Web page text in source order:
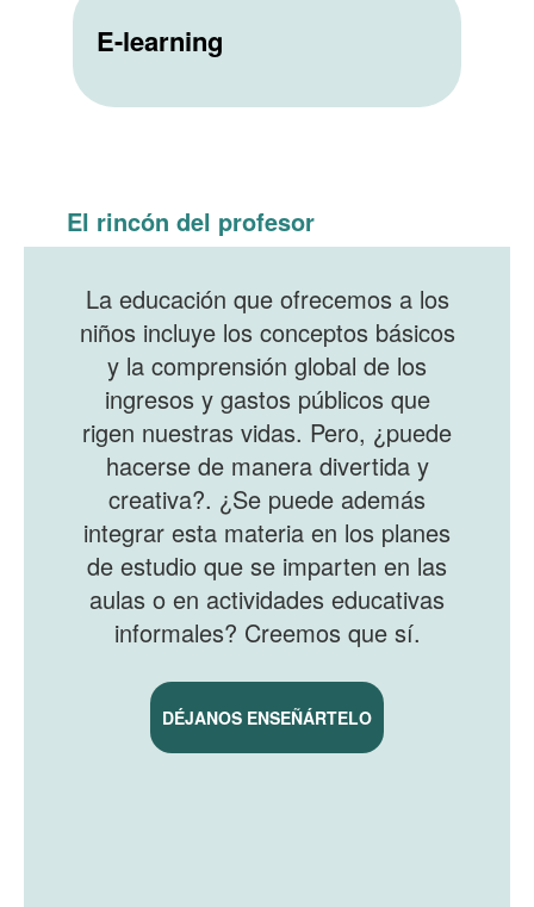
E-learning
El rincón del profesor
La educación que ofrecemos a los
niños incluye los conceptos básicos
y la comprensión global de los
ingresos y gastos públicos que
rigen nuestras vidas. Pero, ¿puede
hacerse de manera divertida y
creativa?. ¿Se puede además
integrar esta materia en los planes
de estudio que se imparten en las
aulas o en actividades educativas
informales? Creemos que sí.
DÉJANOS ENSEÑÁRTELO